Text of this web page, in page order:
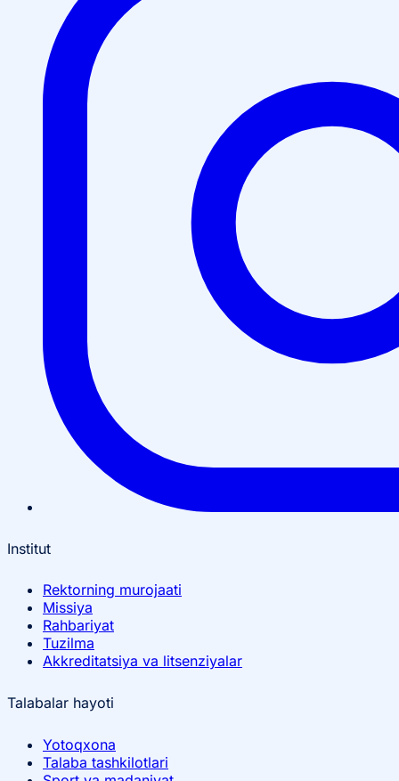
Institut
Rektorning murojaati
Missiya
Rahbariyat
Tuzilma
Akkreditatsiya va litsenziyalar
Talabalar hayoti
Yotoqxona
Talaba tashkilotlari